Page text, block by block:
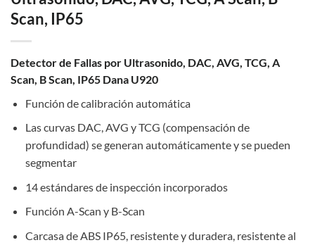
Scan, IP65
Detector de Fallas por Ultrasonido, DAC, AVG, TCG, A
Scan, B Scan, IP65 Dana U920
Función de calibración automática
Las curvas DAC, AVG y TCG (compensación de
profundidad) se generan automáticamente y se pueden
segmentar
14 estándares de inspección incorporados
Función A-Scan y B-Scan
Carcasa de ABS IP65, resistente y duradera, resistente al